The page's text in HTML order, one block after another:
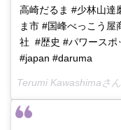
高崎だるま #少林山達
ま市 #国峰べっこう
社 #歴史 #パワースポ
#japan #daruma